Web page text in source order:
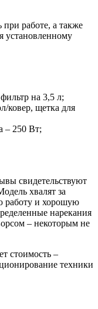
работе, а также
установленному
на 3,5 л;
ковер, щетка для
– 250 Вт;
свидетельствуют
хвалят за
работу и хорошую
нарекания
– некоторым не
стоимость –
техники